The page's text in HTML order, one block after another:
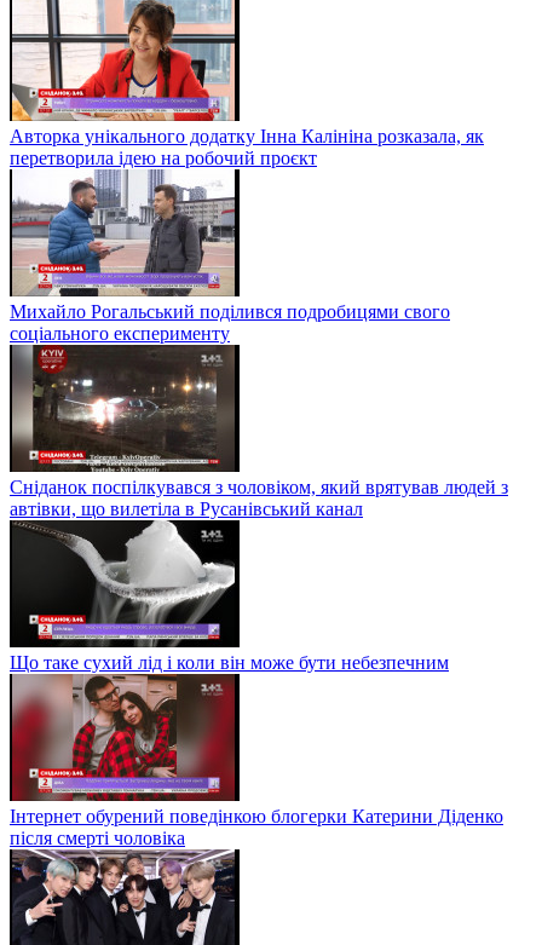
Авторка унікального додатку Інна Калініна розказала, як
перетворила ідею на робочий проєкт
Михайло Рогальський поділився подробицями свого
соціального експерименту
Сніданок поспілкувався з чоловіком, який врятував людей з
автівки, що вилетіла в Русанівський канал
Що таке сухий лід і коли він може бути небезпечним
Інтернет обурений поведінкою блогерки Катерини Діденко
після смерті чоловіка